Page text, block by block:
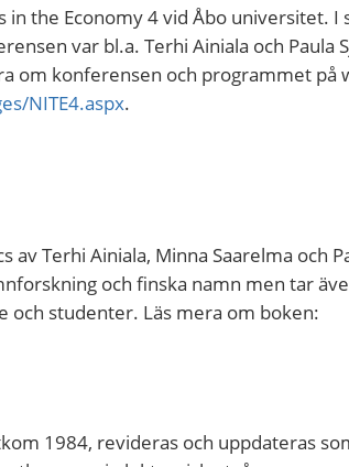
the Economy 4 vid Åbo universitet. I
var bl.a. Terhi Ainiala och Paula
om konferensen och programmet på
NITE4.aspx.
Terhi Ainiala, Minna Saarelma och
och finska namn men tar
studenter. Läs mera om boken:
1984, revideras och uppdateras